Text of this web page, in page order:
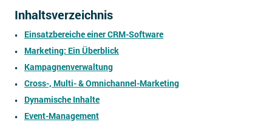
Inhaltsverzeichnis
Einsatzbereiche einer CRM-Software
Marketing: Ein Überblick
Kampagnenverwaltung
Cross-, Multi- & Omnichannel-Marketing
Dynamische Inhalte
Event-Management